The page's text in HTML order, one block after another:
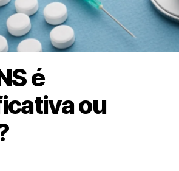
é
ou